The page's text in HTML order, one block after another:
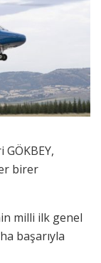
birer
milli ilk genel
başarıyla